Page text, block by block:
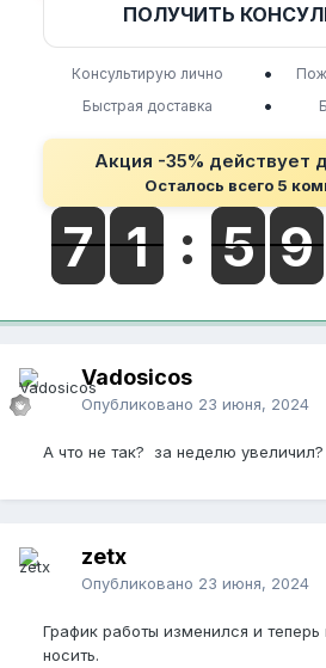
ПОЛУЧИТЬ
Консультирую лично •
Быстрая доставка
•
Акция -35% действует
Осталось всего 5
Vadosicos
Опубликовано 23 июня, 2024
А что не так? за неделю увеличил?
zetx
Опубликовано 23 июня, 2024
График работы изменился и
носить.